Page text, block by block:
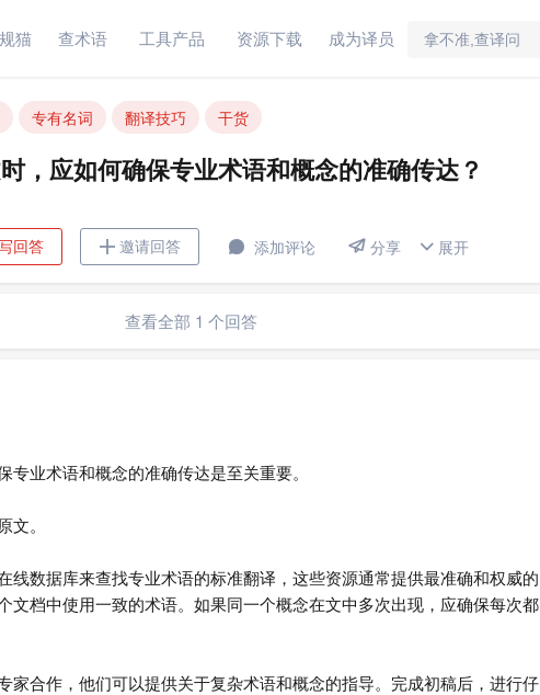
猫 查术语 工具产品 资源下载 成为译员
确保专业术语和概念的准确传达？
专有名词 翻译技巧 干货
，应如何确保专业术语和概念的准确传达？
回答  邀请回答  添加评论  分享  展开
查看全部 1 个回答
专业术语和概念的准确传达是至关重要。
。
线数据库来查找专业术语的标准翻译，这些资源通常提供最准确和权威的
文档中使用一致的术语。如果同一个概念在文中多次出现，应确保每次都
家合作，他们可以提供关于复杂术语和概念的指导。完成初稿后，进行仔